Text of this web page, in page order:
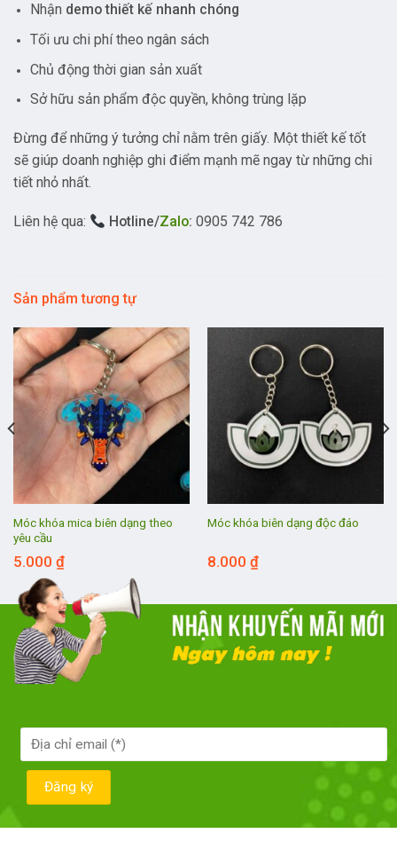
Nhận demo thiết kế nhanh chóng
Tối ưu chi phí theo ngân sách
Chủ động thời gian sản xuất
Sở hữu sản phẩm độc quyền, không trùng lặp
Đừng để những ý tưởng chỉ nằm trên giấy. Một thiết kế tốt
sẽ giúp doanh nghiệp ghi điểm mạnh mẽ ngay từ những chi
tiết nhỏ nhất.
Liên hệ qua: Hotline/Zalo: 0905 742 786
Sản phẩm tương tự
Móc khóa mica biên dạng theo
yêu cầu
5.000 ₫
Móc khóa biên dạng độc đáo
8.000 ₫